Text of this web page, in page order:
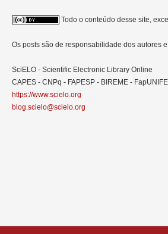
Todo o conteúdo desse site,
Os posts são de responsabilidade dos autores
SciELO - Scientific Electronic Library Online
CAPES - CNPq - FAPESP - BIREME -
https://www.scielo.org
blog.scielo@scielo.org